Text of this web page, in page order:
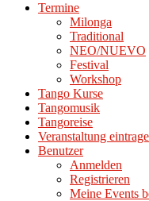
Termine
Milonga
Traditional
NEO/NUEVO
Festival
Workshop
Tango Kurse
Tangomusik
Tangoreise
Veranstaltung
Benutzer
Anmelden
Registrieren
Meine Events